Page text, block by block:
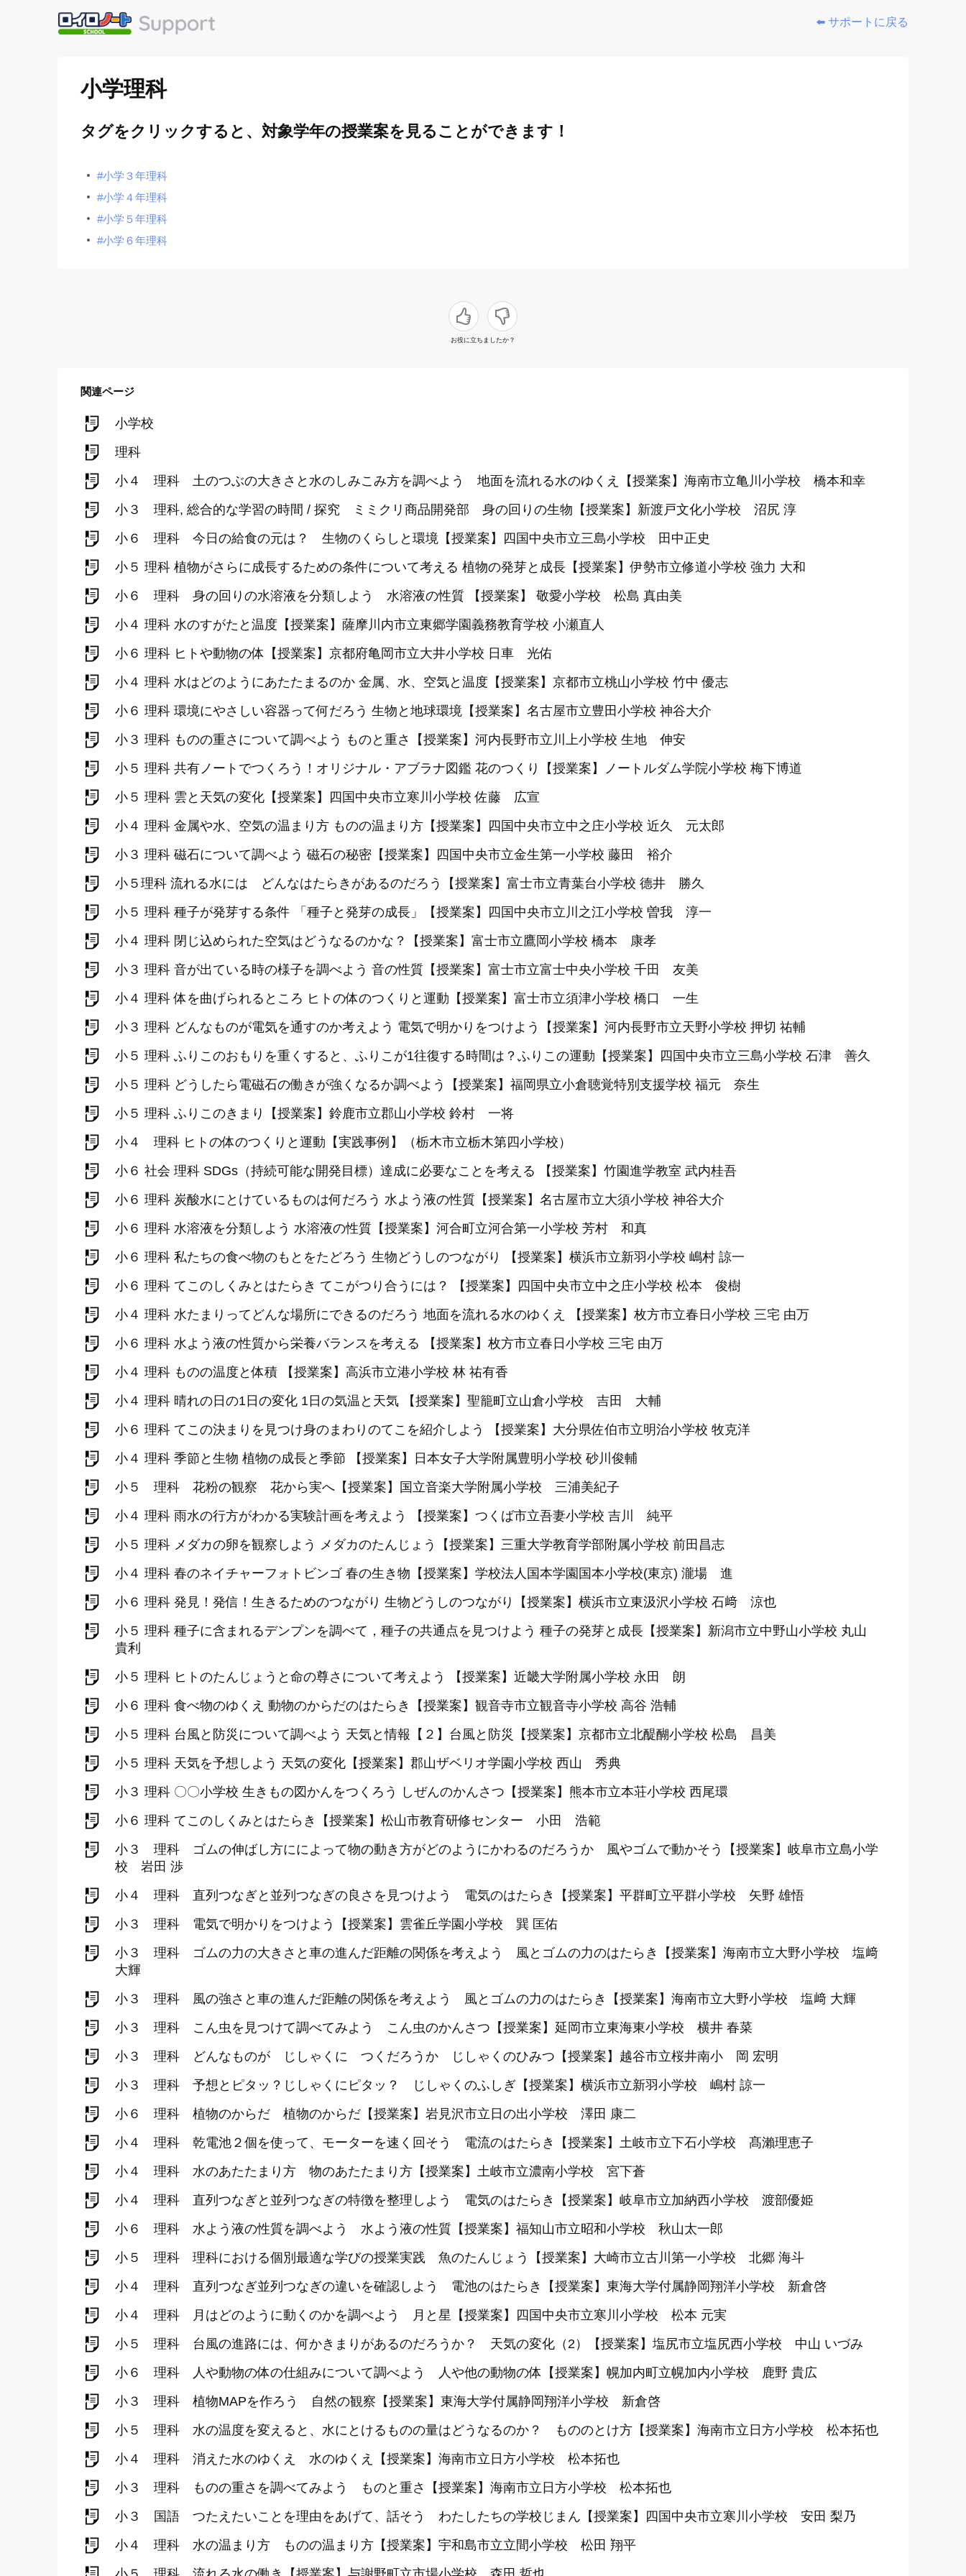
⬅️ サポートに戻る
小学理科
タグをクリックすると、対象学年の授業案を見ることができます！
#小学３年理科
#小学４年理科
#小学５年理科
#小学６年理科
お役に立ちましたか？
関連ページ
小学校
理科
小４ 理科 土のつぶの大きさと水のしみこみ方を調べよう 地面を流れる水のゆくえ【授業案】海南市立亀川小学校 橋本和幸
小３ 理科, 総合的な学習の時間 / 探究 ミミクリ商品開発部 身の回りの生物【授業案】新渡戸文化小学校 沼尻 淳
小６ 理科 今日の給食の元は？ 生物のくらしと環境【授業案】四国中央市立三島小学校 田中正史
小５ 理科 植物がさらに成長するための条件について考える 植物の発芽と成長【授業案】伊勢市立修道小学校 強力 大和
小６ 理科 身の回りの水溶液を分類しよう 水溶液の性質 【授業案】 敬愛小学校 松島 真由美
小４ 理科 水のすがたと温度【授業案】薩摩川内市立東郷学園義務教育学校 小瀬直人
小６ 理科 ヒトや動物の体【授業案】京都府亀岡市立大井小学校 日車 光佑
小４ 理科 水はどのようにあたたまるのか 金属、水、空気と温度【授業案】京都市立桃山小学校 竹中 優志
小６ 理科 環境にやさしい容器って何だろう 生物と地球環境【授業案】名古屋市立豊田小学校 神谷大介
小３ 理科 ものの重さについて調べよう ものと重さ【授業案】河内長野市立川上小学校 生地 伸安
小５ 理科 共有ノートでつくろう！オリジナル・アブラナ図鑑 花のつくり【授業案】ノートルダム学院小学校 梅下博道
小５ 理科 雲と天気の変化【授業案】四国中央市立寒川小学校 佐藤 広宣
小４ 理科 金属や水、空気の温まり方 ものの温まり方【授業案】四国中央市立中之庄小学校 近久 元太郎
小３ 理科 磁石について調べよう 磁石の秘密【授業案】四国中央市立金生第一小学校 藤田 裕介
小５理科 流れる水には どんなはたらきがあるのだろう【授業案】富士市立青葉台小学校 德井 勝久
小５ 理科 種子が発芽する条件 「種子と発芽の成長」【授業案】四国中央市立川之江小学校 曽我 淳一
小４ 理科 閉じ込められた空気はどうなるのかな？【授業案】富士市立鷹岡小学校 橋本 康孝
小３ 理科 音が出ている時の様子を調べよう 音の性質【授業案】富士市立富士中央小学校 千田 友美
小４ 理科 体を曲げられるところ ヒトの体のつくりと運動【授業案】富士市立須津小学校 橋口 一生
小３ 理科 どんなものが電気を通すのか考えよう 電気で明かりをつけよう【授業案】河内長野市立天野小学校 押切 祐輔
小５ 理科 ふりこのおもりを重くすると、ふりこが1往復する時間は？ふりこの運動【授業案】四国中央市立三島小学校 石津 善久
小５ 理科 どうしたら電磁石の働きが強くなるか調べよう【授業案】福岡県立小倉聴覚特別支援学校 福元 奈生
小５ 理科 ふりこのきまり【授業案】鈴鹿市立郡山小学校 鈴村 一将
小４ 理科 ヒトの体のつくりと運動【実践事例】（栃木市立栃木第四小学校）
小６ 社会 理科 SDGs（持続可能な開発目標）達成に必要なことを考える 【授業案】竹園進学教室 武内桂吾
小６ 理科 炭酸水にとけているものは何だろう 水よう液の性質【授業案】名古屋市立大須小学校 神谷大介
小６ 理科 水溶液を分類しよう 水溶液の性質【授業案】河合町立河合第一小学校 芳村 和真
小６ 理科 私たちの食べ物のもとをたどろう 生物どうしのつながり 【授業案】横浜市立新羽小学校 嶋村 諒一
小６ 理科 てこのしくみとはたらき てこがつり合うには？ 【授業案】四国中央市立中之庄小学校 松本 俊樹
小４ 理科 水たまりってどんな場所にできるのだろう 地面を流れる水のゆくえ 【授業案】枚方市立春日小学校 三宅 由万
小６ 理科 水よう液の性質から栄養バランスを考える 【授業案】枚方市立春日小学校 三宅 由万
小４ 理科 ものの温度と体積 【授業案】高浜市立港小学校 林 祐有香
小４ 理科 晴れの日の1日の変化 1日の気温と天気 【授業案】聖籠町立山倉小学校 吉田 大輔
小６ 理科 てこの決まりを見つけ身のまわりのてこを紹介しよう 【授業案】大分県佐伯市立明治小学校 牧克洋
小４ 理科 季節と生物 植物の成長と季節 【授業案】日本女子大学附属豊明小学校 砂川俊輔
小５ 理科 花粉の観察 花から実へ【授業案】国立音楽大学附属小学校 三浦美紀子
小４ 理科 雨水の行方がわかる実験計画を考えよう 【授業案】つくば市立吾妻小学校 吉川 純平
小５ 理科 メダカの卵を観察しよう メダカのたんじょう【授業案】三重大学教育学部附属小学校 前田昌志
小４ 理科 春のネイチャーフォトビンゴ 春の生き物【授業案】学校法人国本学園国本小学校(東京) 瀧場 進
小６ 理科 発見！発信！生きるためのつながり 生物どうしのつながり【授業案】横浜市立東汲沢小学校 石﨑 涼也
小５ 理科 種子に含まれるデンプンを調べて，種子の共通点を見つけよう 種子の発芽と成長【授業案】新潟市立中野山小学校 丸山
貴利
小５ 理科 ヒトのたんじょうと命の尊さについて考えよう 【授業案】近畿大学附属小学校 永田 朗
小６ 理科 食べ物のゆくえ 動物のからだのはたらき【授業案】観音寺市立観音寺小学校 高谷 浩輔
小５ 理科 台風と防災について調べよう 天気と情報【２】台風と防災【授業案】京都市立北醍醐小学校 松島 昌美
小５ 理科 天気を予想しよう 天気の変化【授業案】郡山ザベリオ学園小学校 西山 秀典
小３ 理科 〇〇小学校 生きもの図かんをつくろう しぜんのかんさつ【授業案】熊本市立本荘小学校 西尾環
小６ 理科 てこのしくみとはたらき【授業案】松山市教育研修センター 小田 浩範
小３ 理科 ゴムの伸ばし方にによって物の動き方がどのようにかわるのだろうか 風やゴムで動かそう【授業案】岐阜市立島小学
校 岩田 渉
小４ 理科 直列つなぎと並列つなぎの良さを見つけよう 電気のはたらき【授業案】平群町立平群小学校 矢野 雄悟
小３ 理科 電気で明かりをつけよう【授業案】雲雀丘学園小学校 巽 匡佑
小３ 理科 ゴムの力の大きさと車の進んだ距離の関係を考えよう 風とゴムの力のはたらき【授業案】海南市立大野小学校 塩﨑
大輝
小３ 理科 風の強さと車の進んだ距離の関係を考えよう 風とゴムの力のはたらき【授業案】海南市立大野小学校 塩﨑 大輝
小３ 理科 こん虫を見つけて調べてみよう こん虫のかんさつ【授業案】延岡市立東海東小学校 横井 春菜
小３ 理科 どんなものが じしゃくに つくだろうか じしゃくのひみつ【授業案】越谷市立桜井南小 岡 宏明
小３ 理科 予想とピタッ？じしゃくにピタッ？ じしゃくのふしぎ【授業案】横浜市立新羽小学校 嶋村 諒一
小６ 理科 植物のからだ 植物のからだ【授業案】岩見沢市立日の出小学校 澤田 康二
小４ 理科 乾電池２個を使って、モーターを速く回そう 電流のはたらき【授業案】土岐市立下石小学校 髙瀨理恵子
小４ 理科 水のあたたまり方 物のあたたまり方【授業案】土岐市立濃南小学校 宮下蒼
小４ 理科 直列つなぎと並列つなぎの特徴を整理しよう 電気のはたらき【授業案】岐阜市立加納西小学校 渡部優姫
小６ 理科 水よう液の性質を調べよう 水よう液の性質【授業案】福知山市立昭和小学校 秋山太一郎
小５ 理科 理科における個別最適な学びの授業実践 魚のたんじょう【授業案】大崎市立古川第一小学校 北郷 海斗
小４ 理科 直列つなぎ並列つなぎの違いを確認しよう 電池のはたらき【授業案】東海大学付属静岡翔洋小学校 新倉啓
小４ 理科 月はどのように動くのかを調べよう 月と星【授業案】四国中央市立寒川小学校 松本 元実
小５ 理科 台風の進路には、何かきまりがあるのだろうか？ 天気の変化（2）【授業案】塩尻市立塩尻西小学校 中山 いづみ
小６ 理科 人や動物の体の仕組みについて調べよう 人や他の動物の体【授業案】幌加内町立幌加内小学校 鹿野 貴広
小３ 理科 植物MAPを作ろう 自然の観察【授業案】東海大学付属静岡翔洋小学校 新倉啓
小５ 理科 水の温度を変えると、水にとけるものの量はどうなるのか？ もののとけ方【授業案】海南市立日方小学校 松本拓也
小４ 理科 消えた水のゆくえ 水のゆくえ【授業案】海南市立日方小学校 松本拓也
小３ 理科 ものの重さを調べてみよう ものと重さ【授業案】海南市立日方小学校 松本拓也
小３ 国語 つたえたいことを理由をあげて、話そう わたしたちの学校じまん【授業案】四国中央市立寒川小学校 安田 梨乃
小４ 理科 水の温まり方 ものの温まり方【授業案】宇和島市立立間小学校 松田 翔平